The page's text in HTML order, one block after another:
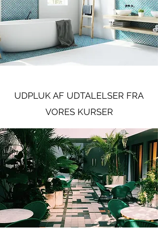
UDPLUK AF UDTALELSER FRA
VORES KURSER